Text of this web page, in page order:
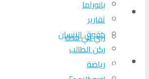
بانوراما
تقارير
حقوق الإنسان
ركن الطالب
رياضة
لوبوكلاج TV
رأي في حدث
المزيد